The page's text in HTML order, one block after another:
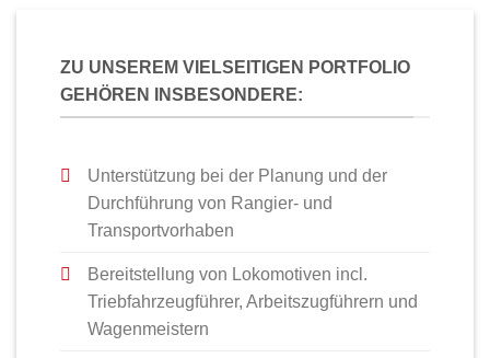
ZU UNSEREM VIELSEITIGEN PORTFOLIO
GEHÖREN INSBESONDERE:
Unterstützung bei der Planung und der
Durchführung von Rangier- und
Transportvorhaben
Bereitstellung von Lokomotiven incl.
Triebfahrzeugführer, Arbeitszugführern und
Wagenmeistern